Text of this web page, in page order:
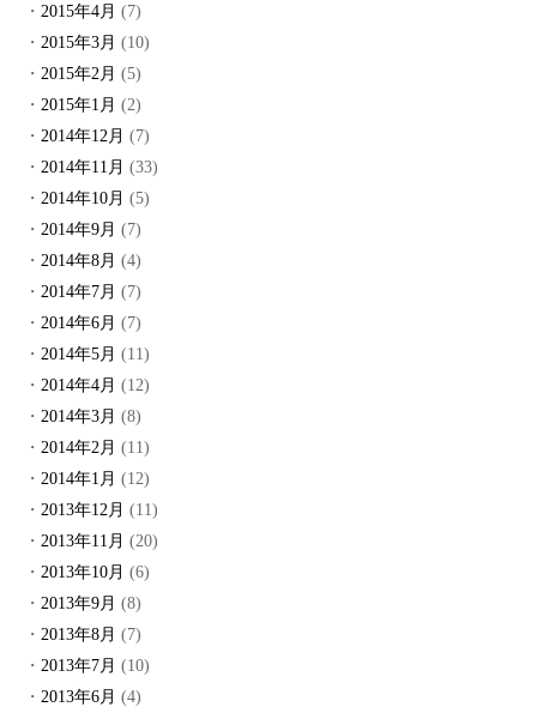
2015年4月 (7)
2015年3月 (10)
2015年2月 (5)
2015年1月 (2)
2014年12月 (7)
2014年11月 (33)
2014年10月 (5)
2014年9月 (7)
2014年8月 (4)
2014年7月 (7)
2014年6月 (7)
2014年5月 (11)
2014年4月 (12)
2014年3月 (8)
2014年2月 (11)
2014年1月 (12)
2013年12月 (11)
2013年11月 (20)
2013年10月 (6)
2013年9月 (8)
2013年8月 (7)
2013年7月 (10)
2013年6月 (4)